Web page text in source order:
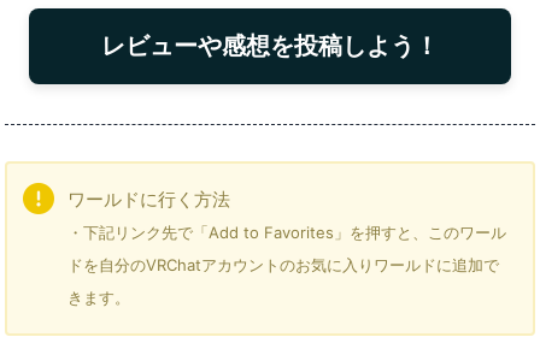
レビューや感想を投稿しよう！
ワールドに行く方法
・下記リンク先で「Add to Favorites」を押すと、このワール
ドを自分のVRChatアカウントのお気に入りワールドに追加で
きます。